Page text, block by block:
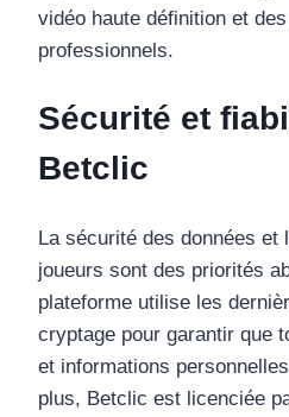
vidéo haute définition et
professionnels.
Sécurité et
Betclic
La sécurité des données et
joueurs sont des priorités
plateforme utilise les
cryptage pour garantir que
et informations
plus, Betclic est licenciée